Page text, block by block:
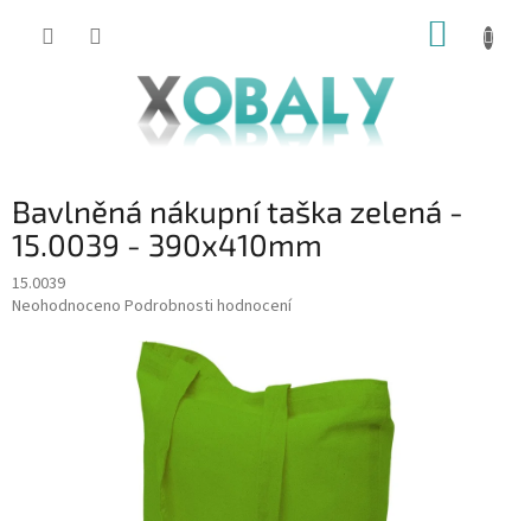
KOŠÍK
Bavlněná nákupní taška zelená -
15.0039 - 390x410mm
15.0039
Průměrné
Neohodnoceno Podrobnosti hodnocení